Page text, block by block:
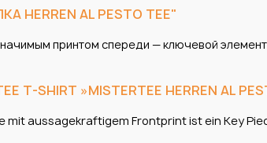
AL PESTO TEE"
принтом спереди — ключевой
T-SHIRT »MISTERTEE HERREN AL
mit aussagekraftigem Frontprint ist ein Key